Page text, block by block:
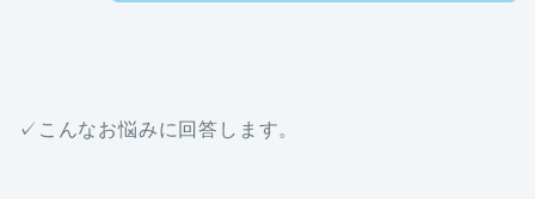
✓こんなお悩みに回答します。